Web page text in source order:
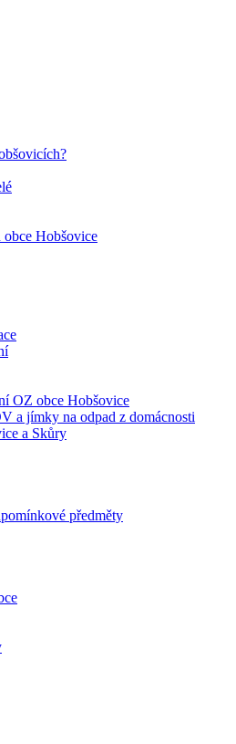
obce Hobšovice
OZ obce Hobšovice
a jímky na odpad z domácnosti
a Skůry
předměty